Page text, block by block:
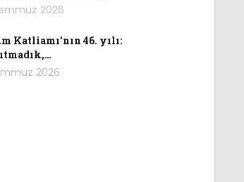
2026
Katliamı’nın 46. yılı:
2026